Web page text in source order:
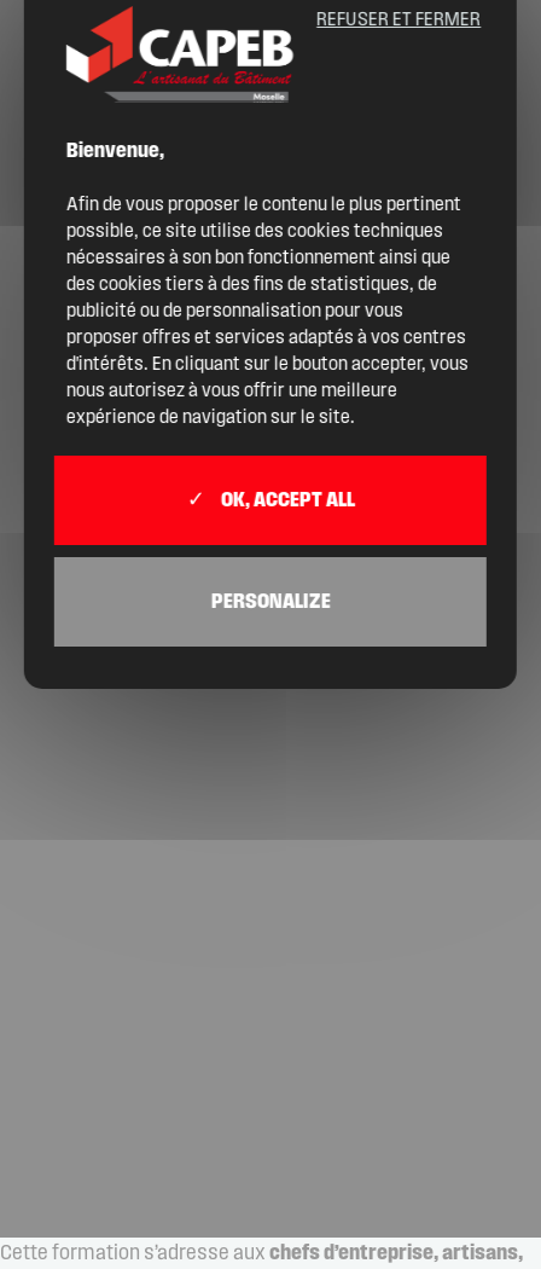
Cette formation s’adresse aux chefs d’entreprise, artisans,
Bienvenue,
Afin de vous proposer le contenu le plus pertinent
possible, ce site utilise des cookies techniques
nécessaires à son bon fonctionnement ainsi que
des cookies tiers à des fins de statistiques, de
publicité ou de personnalisation pour vous
proposer offres et services adaptés à vos centres
d'intérêts. En cliquant sur le bouton accepter, vous
nous autorisez à vous offrir une meilleure
expérience de navigation sur le site.
OK, ACCEPT ALL
REFUSER ET FERMER
PERSONALIZE